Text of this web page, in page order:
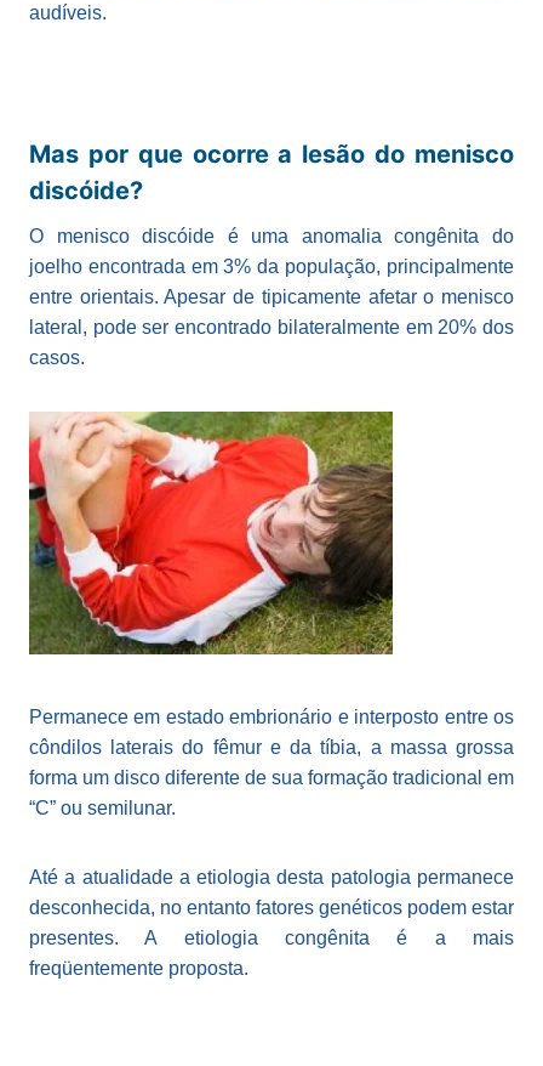
audíveis.
Mas por que ocorre a lesão do menisco
discóide?
O menisco discóide é uma anomalia congênita do
joelho encontrada em 3% da população, principalmente
entre orientais. Apesar de tipicamente afetar o menisco
lateral, pode ser encontrado bilateralmente em 20% dos
casos.
Permanece em estado embrionário e interposto entre os
côndilos laterais do fêmur e da tíbia, a massa grossa
forma um disco diferente de sua formação tradicional em
“C” ou semilunar.
Até a atualidade a etiologia desta patologia permanece
desconhecida, no entanto fatores genéticos podem estar
presentes. A etiologia congênita é a mais
freqüentemente proposta.